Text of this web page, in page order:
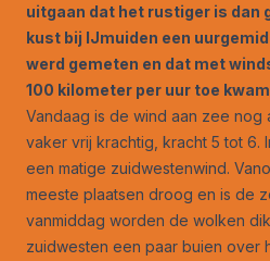
uitgaan dat het rustiger is dan
kust bij IJmuiden een
werd gemeten en dat met
100 kilometer per uur toe
Vandaag is de wind aan zee nog
vaker vrij krachtig, kracht 5 tot 6.
een matige zuidwestenwind.
meeste plaatsen droog en is de
vanmiddag worden de wolken
zuidwesten een paar buien over